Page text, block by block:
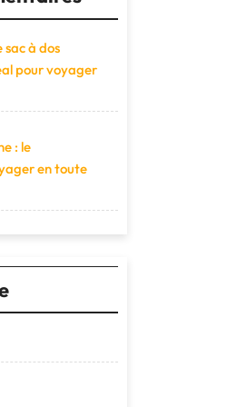
sac à dos
pour voyager
: le
en toute